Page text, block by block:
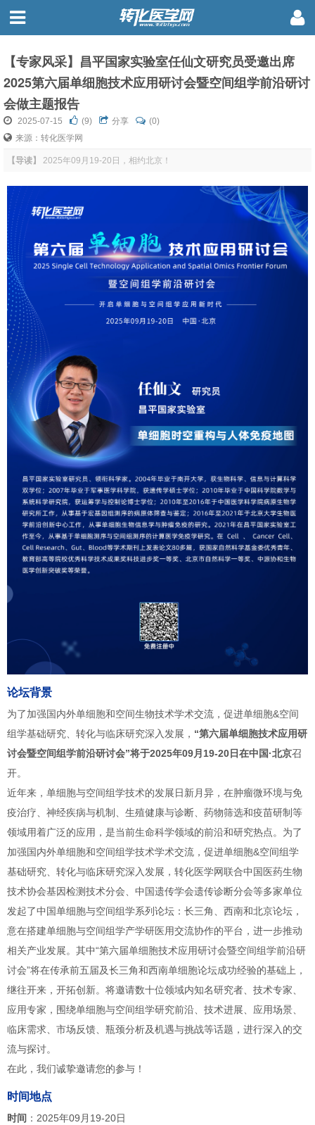
【专家风采】昌平国家实验室任仙文研究员受邀出席
2025第六届单细胞技术应用研讨会暨空间组学前沿研讨
会做主题报告
2025-07-15 (9) 分享
(0)
来源：转化医学网
【导读】 2025年09月19-20日，相约北京！
论坛背景
为了加强国内外单细胞和空间生物技术学术交流，促进单细胞&空间
组学基础研究、转化与临床研究深入发展， “第六届单细胞技术应用研
讨会暨空间组学前沿研讨会”将于2025年09月19-20日在中国·北京召
开。
近年来，单细胞与空间组学技术的发展日新月异，在肿瘤微环境与免
疫治疗、神经疾病与机制、生殖健康与诊断、药物筛选和疫苗研制等
领域用着广泛的应用，是当前生命科学领域的前沿和研究热点。为了
加强国内外单细胞和空间组学技术学术交流，促进单细胞&空间组学
基础研究、转化与临床研究深入发展，转化医学网联合中国医药生物
技术协会基因检测技术分会、中国遗传学会遗传诊断分会等多家单位
发起了中国单细胞与空间组学系列论坛：长三角、西南和北京论坛，
意在搭建单细胞与空间组学产学研医用交流协作的平台，进一步推动
相关产业发展。其中“第六届单细胞技术应用研讨会暨空间组学前沿研
讨会”将在传承前五届及长三角和西南单细胞论坛成功经验的基础上，
继往开来，开拓创新。将邀请数十位领域内知名研究者、技术专家、
应用专家，围绕单细胞与空间组学研究前沿、技术进展、应用场景、
临床需求、市场反馈、瓶颈分析及机遇与挑战等话题，进行深入的交
流与探讨。
在此，我们诚挚邀请您的参与！
时间地点
时间 ：2025年09月19-20日